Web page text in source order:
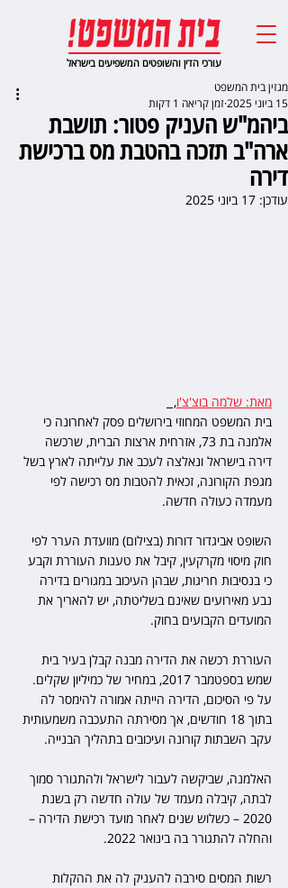
עורכי הדין והשופטים המשפיעים בישראל
ביהמ"ש העניק פטור: תושבת
ארה"ב תזכה בהטבת מס ברכישת
דירה
מגזין בית המשפט
15 ביוני 2025
זמן קריאה 1 דקות
עודכן: 17 ביוני 2025
מאת: שלמה בוצ'צ'ו,
בית המשפט המחוזי בירושלים פסק לאחרונה כי
אלמנה בת 73, אזרחית ארצות הברית, שרכשה
דירה בישראל ונאלצה לעכב את עלייתה לארץ בשל
מגפת הקורונה, זכאית להטבות מס רכישה לפי
מעמדה כעולה חדשה.
השופט אביגדור דורות (בצילום) מוועדת הערר לפי
חוק מיסוי מקרקעין, קיבל את טענות העוררת וקבע
כי בנסיבות חריגות, שבהן העיכוב במגורים בדירה
נבע מאירועים שאינם בשליטתה, יש להאריך את
המועדים הקבועים בחוק.
העוררת רכשה את הדירה מבנה קבלן בעיר בית
שמש בספטמבר 2017, במחיר של כמיליון שקלים.
על פי הסיכום, הדירה הייתה אמורה להימסר לה
בתוך 18 חודשים, אך מסירתה התעכבה משמעותית
עקב השבתות קורונה ועיכובים בתהליך הבנייה.
האלמנה, שביקשה לעבור לישראל ולהתגורר סמוך
לבתה, קיבלה מעמד של עולה חדשה רק בשנת
2020 – כשלוש שנים לאחר מועד רכישת הדירה –
והחלה להתגורר בה בינואר 2022.
רשות המסים סירבה להעניק לה את ההקלות